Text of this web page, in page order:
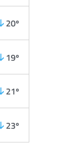
20º
19º
21º
23º